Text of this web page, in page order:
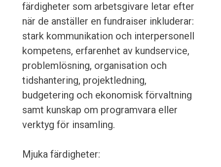
färdigheter som arbetsgivare letar efter
när de anställer en fundraiser inkluderar:
stark kommunikation och interpersonell
kompetens, erfarenhet av kundservice,
problemlösning, organisation och
tidshantering, projektledning,
budgetering och ekonomisk förvaltning
samt kunskap om programvara eller
verktyg för insamling.
Mjuka färdigheter: